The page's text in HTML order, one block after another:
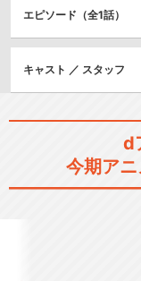
イブナンバーから選り
シリーズ／関連のアニ
エピソード（全1話）
キャスト ／ スタッフ
d
今期アニ